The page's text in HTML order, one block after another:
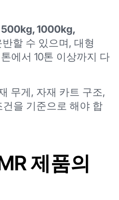
500kg, 1000kg,
할 수 있으며, 대형
에서 10톤 이상까지 다
무게, 자재 카트 구조,
을 기준으로 해야 합
제품의